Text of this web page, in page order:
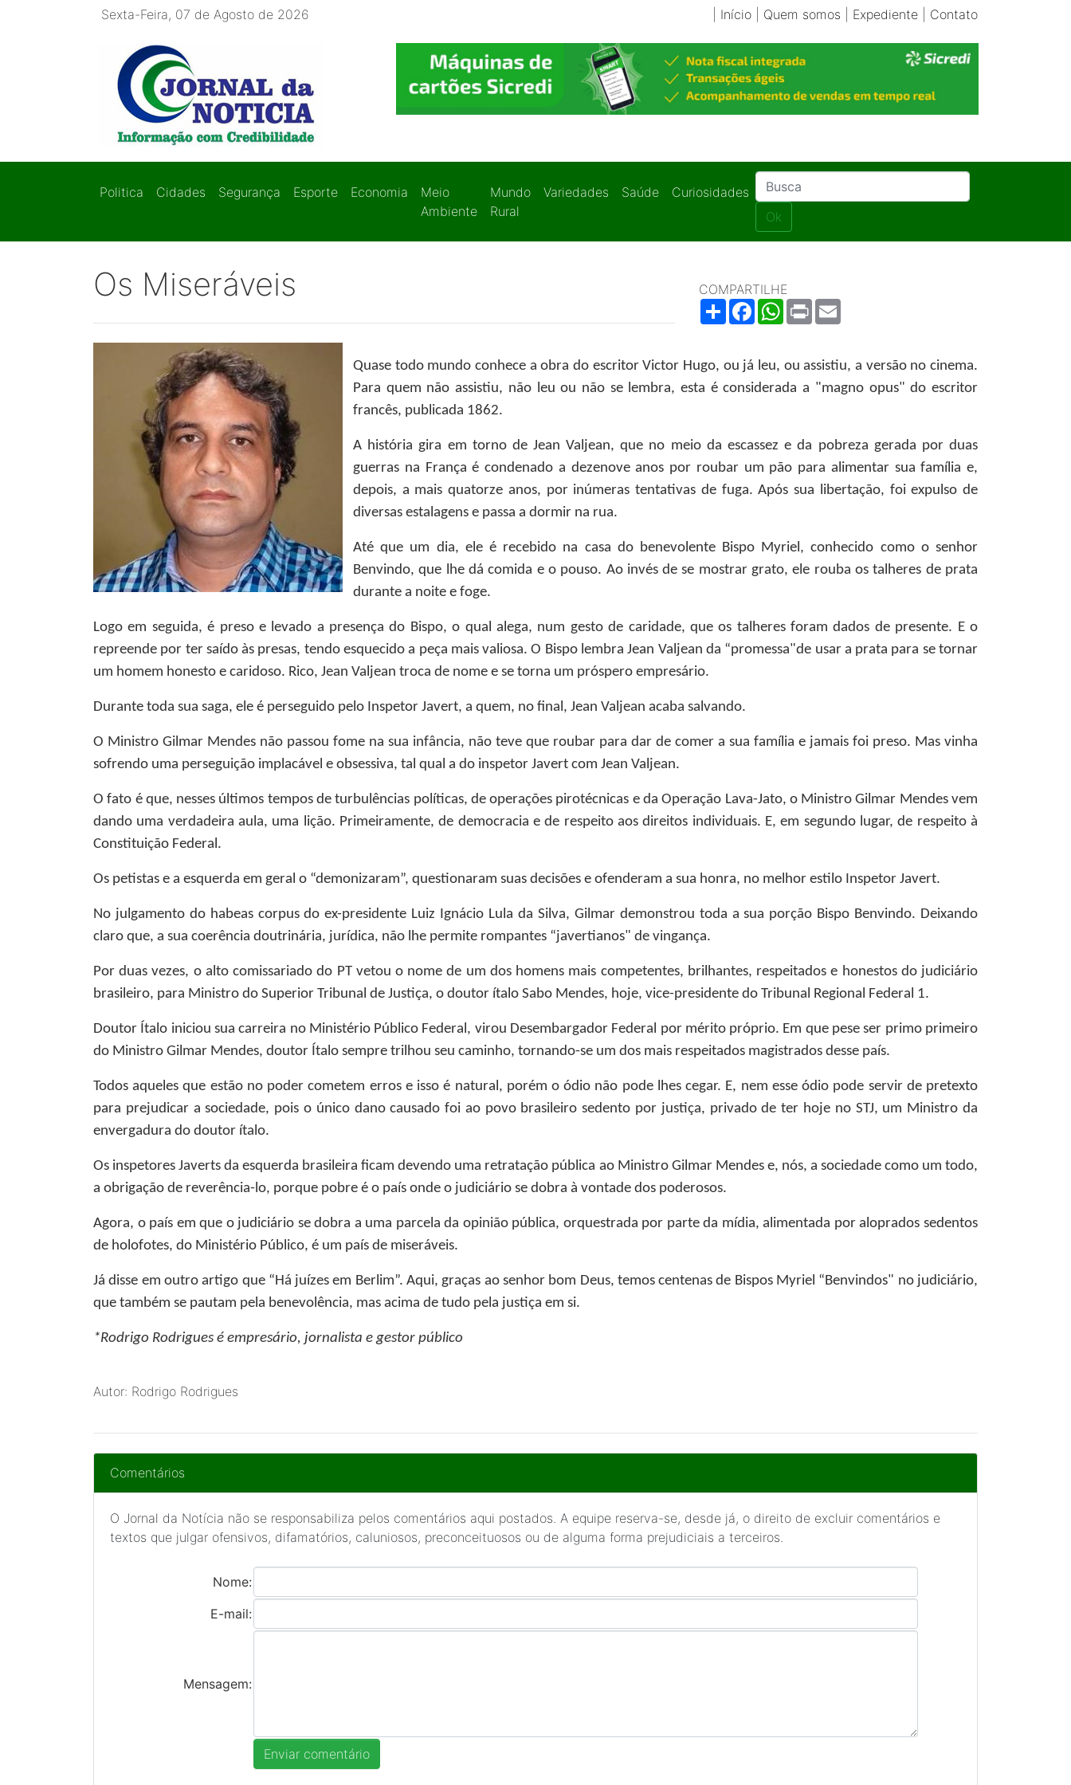
Sexta-Feira, 07 de Agosto de 2026 Início| Quem somos Expediente| Contato
Politica Cidades Segurança Esporte Economia
Meio
Ambiente
Mundo
Rural
Variedades Saúde
Curiosidades
Ok
Os Miseráveis
COMPARTILHE
ShareFacebookWhatsApp
Print
Quase todo mundo conhece a obra do escritor Victor Hugo, ou já leu, ou assistiu, a versão no cinema.
Para quem não assistiu, não leu ou não se lembra, esta é considerada a "magno opus" do escritor
francês, publicada 1862.
A história gira em torno de Jean Valjean, que no meio da escassez e da pobreza gerada por duas
guerras na França é condenado a dezenove anos por roubar um pão para alimentar sua família e,
depois, a mais quatorze anos, por inúmeras tentativas de fuga. Após sua libertação, foi expulso de
diversas estalagens e passa a dormir na rua.
Até que um dia, ele é recebido na casa do benevolente Bispo Myriel, conhecido como o senhor
Benvindo, que lhe dá comida e o pouso. Ao invés de se mostrar grato, ele rouba os talheres de prata
durante a noite e foge.
Logo em seguida, é preso e levado a presença do Bispo, o qual alega, num gesto de caridade, que os talheres foram dados de presente. E o
repreende por ter saído às presas, tendo esquecido a peça mais valiosa. O Bispo lembra Jean Valjean da “promessa"de usar a prata para se tornar
um homem honesto e caridoso. Rico, Jean Valjean troca de nome e se torna um próspero empresário.
Durante toda sua saga, ele é perseguido pelo Inspetor Javert, a quem, no final, Jean Valjean acaba salvando.
O Ministro Gilmar Mendes não passou fome na sua infância, não teve que roubar para dar de comer a sua família e jamais foi preso. Mas vinha
sofrendo uma perseguição implacável e obsessiva, tal qual a do inspetor Javert com Jean Valjean.
O fato é que, nesses últimos tempos de turbulências políticas, de operações pirotécnicas e da Operação Lava-Jato, o Ministro Gilmar Mendes vem
dando uma verdadeira aula, uma lição. Primeiramente, de democracia e de respeito aos direitos individuais. E, em segundo lugar, de respeito à
Constituição Federal.
Os petistas e a esquerda em geral o “demonizaram”, questionaram suas decisões e ofenderam a sua honra, no melhor estilo Inspetor Javert.
No julgamento do habeas corpus do ex-presidente Luiz Ignácio Lula da Silva, Gilmar demonstrou toda a sua porção Bispo Benvindo. Deixando
claro que, a sua coerência doutrinária, jurídica, não lhe permite rompantes “javertianos" de vingança.
Por duas vezes, o alto comissariado do PT vetou o nome de um dos homens mais competentes, brilhantes, respeitados e honestos do judiciário
brasileiro, para Ministro do Superior Tribunal de Justiça, o doutor ítalo Sabo Mendes, hoje, vice-presidente do Tribunal Regional Federal 1.
Doutor Ítalo iniciou sua carreira no Ministério Público Federal, virou Desembargador Federal por mérito próprio. Em que pese ser primo primeiro
do Ministro Gilmar Mendes, doutor Ítalo sempre trilhou seu caminho, tornando-se um dos mais respeitados magistrados desse país.
Todos aqueles que estão no poder cometem erros e isso é natural, porém o ódio não pode lhes cegar. E, nem esse ódio pode servir de pretexto
para prejudicar a sociedade, pois o único dano causado foi ao povo brasileiro sedento por justiça, privado de ter hoje no STJ, um Ministro da
envergadura do doutor ítalo.
Os inspetores Javerts da esquerda brasileira ficam devendo uma retratação pública ao Ministro Gilmar Mendes e, nós, a sociedade como um todo,
a obrigação de reverência-lo, porque pobre é o país onde o judiciário se dobra à vontade dos poderosos.
Agora, o país em que o judiciário se dobra a uma parcela da opinião pública, orquestrada por parte da mídia, alimentada por aloprados sedentos
de holofotes, do Ministério Público, é um país de miseráveis.
Já disse em outro artigo que “Há juízes em Berlim”. Aqui, graças ao senhor bom Deus, temos centenas de Bispos Myriel “Benvindos" no judiciário,
que também se pautam pela benevolência, mas acima de tudo pela justiça em si.
*Rodrigo Rodrigues é empresário, jornalista e gestor público
Autor: Rodrigo Rodrigues
Comentários
O Jornal da Notícia não se responsabiliza pelos comentários aqui postados. A equipe reserva-se, desde já, o direito de excluir comentários e
textos que julgar ofensivos, difamatórios, caluniosos, preconceituosos ou de alguma forma prejudiciais a terceiros.
Nome:
E-mail:
Mensagem: